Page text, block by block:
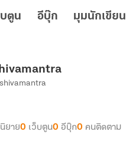
บตูน อีบุ๊ก มุมนักเขียน
นิยาย0 เว็บตูน0 อีบุ๊ก0 คนติดตาม